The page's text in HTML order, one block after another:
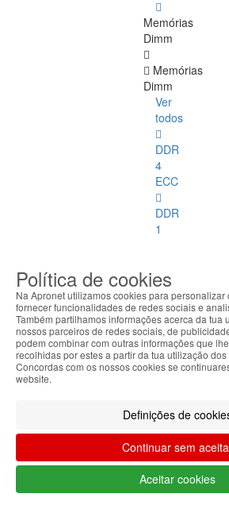
Memórias
Dimm
Memórias
Dimm
Ver
todos
DDR
4
ECC
DDR
1
2
DDR
3
DDR
4
2
ECC
DDR
3
Política de cookies
Na Apronet utilizamos cookies para personalizar
fornecer funcionalidades de redes sociais e
Também partilhamos informações acerca da tua
nossos parceiros de redes sociais, de
podem combinar com outras informações que
recolhidas por estes a partir da tua utilização
Concordas com os nossos cookies se
website.
Definições de
Continuar sem
Aceitar cookies